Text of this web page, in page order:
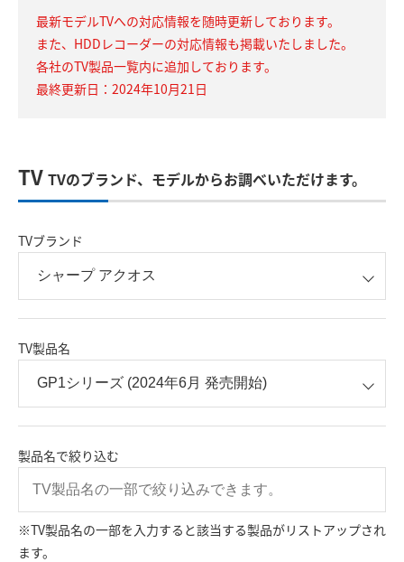
最新モデルTVへの対応情報を随時更新しております。
また、HDDレコーダーの対応情報も掲載いたしました。
各社のTV製品一覧内に追加しております。
最終更新日：2024年10月21日
TV TVのブランド、モデルからお調べいただけます。
TVブランド
TV製品名
製品名で絞り込む
※TV製品名の一部を入力すると該当する製品がリストアップされ
ます。